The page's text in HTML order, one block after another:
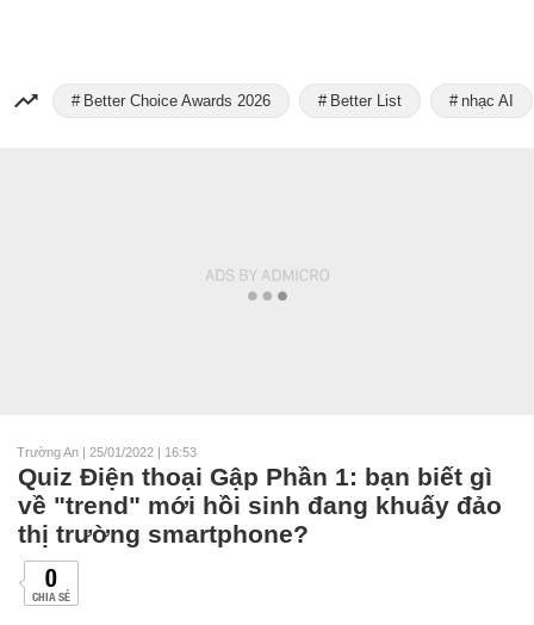
Better Choice Awards 2026 Better List nhạc AI
Trường An | 25/01/2022 | 16:53
Quiz Điện thoại Gập Phần 1: bạn biết gì
về "trend" mới hồi sinh đang khuấy đảo
thị trường smartphone?
0
CHIA SẺ